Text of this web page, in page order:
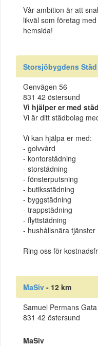
Vår ambition är att
likväl som företag
hemsida!
Storsjöbygdens
Genvägen 56
831 42 östersund
Vi hjälper er med
Vi är ditt städbolag
Vi kan hjälpa er med:
- golvvård
- kontorstädning
- storstädning
- fönsterputsning
- butiksstädning
- byggstädning
- trappstädning
- flyttstädning
- hushållsnära tjänster
Ring oss för
MaSiv - 12 km
Samuel Permans
831 42 östersund
MaSiv